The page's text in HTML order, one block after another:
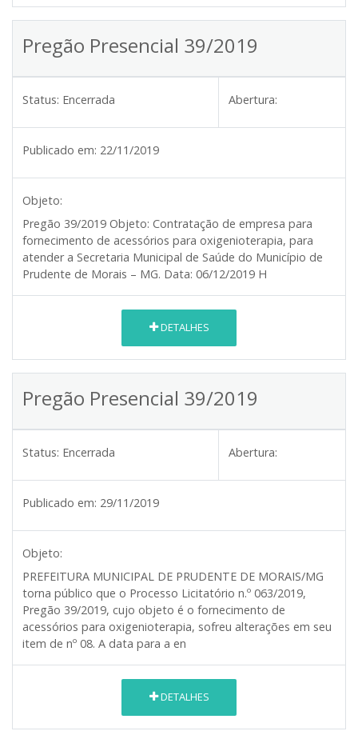
Pregão Presencial 39/2019
Status: Encerrada Abertura:
Publicado em: 22/11/2019
Objeto:
Pregão 39/2019 Objeto: Contratação de empresa para
fornecimento de acessórios para oxigenioterapia, para
atender a Secretaria Municipal de Saúde do Município de
Prudente de Morais – MG. Data: 06/12/2019 H
DETALHES
Pregão Presencial 39/2019
Status: Encerrada Abertura:
Publicado em: 29/11/2019
Objeto:
PREFEITURA MUNICIPAL DE PRUDENTE DE MORAIS/MG
torna público que o Processo Licitatório n.º 063/2019,
Pregão 39/2019, cujo objeto é o fornecimento de
acessórios para oxigenioterapia, sofreu alterações em seu
item de nº 08. A data para a en
DETALHES